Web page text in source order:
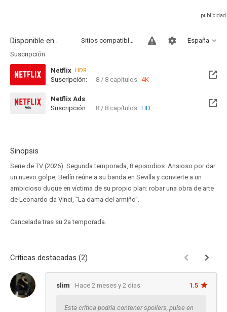
Disponible en... España
Sitios compatibles
Suscripción
Netflix HDR
Suscripción: 8 / 8 capítulos 4K
Netflix Ads
Suscripción:
8 / 8 capítulos HD
Sinopsis
Serie de TV (2026). Segunda temporada, 8 episodios. Ansioso por dar
un nuevo golpe, Berlín reúne a su banda en Sevilla y convierte a un
ambicioso duque en víctima de su propio plan: robar una obra de arte
de Leonardo da Vinci, "La dama del armiño".
Cancelada tras su 2a temporada.
Críticas destacadas (2)
slim Hace 2 meses y 2 días 1.5
Esta crítica podría contener spoilers, pulse en